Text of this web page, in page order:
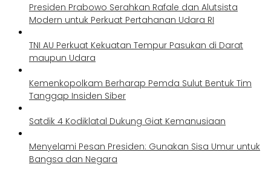
Presiden Prabowo Serahkan Rafale dan Alutsista
Modern untuk Perkuat Pertahanan Udara RI
TNI AU Perkuat Kekuatan Tempur Pasukan di Darat
maupun Udara
Kemenkopolkam Berharap Pemda Sulut Bentuk Tim
Tanggap Insiden Siber
Satdik 4 Kodiklatal Dukung Giat Kemanusiaan
Menyelami Pesan Presiden: Gunakan Sisa Umur untuk
Bangsa dan Negara